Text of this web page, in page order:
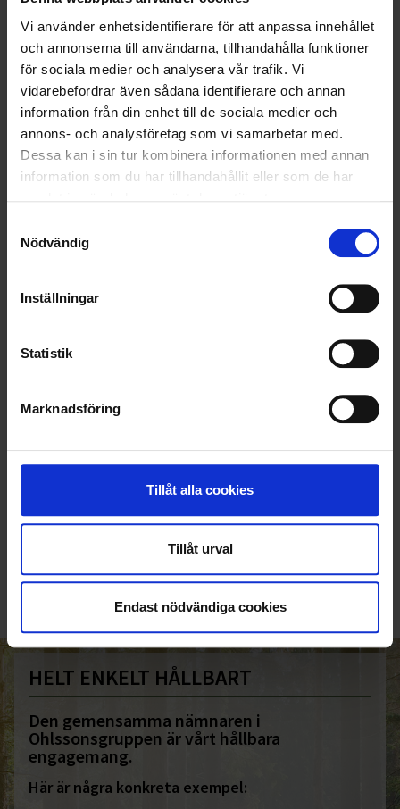
Vi använder enhetsidentifierare för att anpassa innehållet
och annonserna till användarna, tillhandahålla funktioner
för sociala medier och analysera vår trafik. Vi
vidarebefordrar även sådana identifierare och annan
information från din enhet till de sociala medier och
annons- och analysföretag som vi samarbetar med.
Dessa kan i sin tur kombinera informationen med annan
information som du har tillhandahållit eller som de har
Nödvändig
Inställningar
Statistik
Marknadsföring
Tillåt alla cookies
Tillåt urval
Endast nödvändiga cookies
OHLSSONSKOLLEGOR
RENHÅLLNING
SAMARBETEN
SOCIALT ANSVAR
KUNDTJÄNST
HELT ENKELT HÅLLBART
Den gemensamma nämnaren i
Ohlssonsgruppen är vårt hållbara
engagemang.
Här är några konkreta exempel: